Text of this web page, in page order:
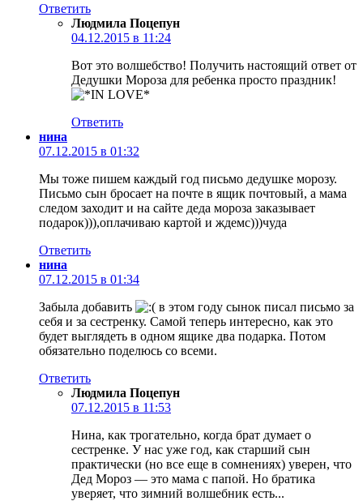
Ответить
Людмила Поцепун
04.12.2015 в 11:24
Вот это волшебство! Получить настоящий ответ от
Дедушки Мороза для ребенка просто праздник!
Ответить
нина
07.12.2015 в 01:32
Мы тоже пишем каждый год письмо дедушке морозу.
Письмо сын бросает на почте в ящик почтовый, а мама
следом заходит и на сайте деда мороза заказывает
подарок))),оплачиваю картой и ждемс)))чуда
Ответить
нина
07.12.2015 в 01:34
Забыла добавить
в этом году сынок писал письмо за
себя и за сестренку. Самой теперь интересно, как это
будет выглядеть в одном ящике два подарка. Потом
обязательно поделюсь со всеми.
Ответить
Людмила Поцепун
07.12.2015 в 11:53
Нина, как трогательно, когда брат думает о
сестренке. У нас уже год, как старший сын
практически (но все еще в сомнениях) уверен, что
Дед Мороз — это мама с папой. Но братика
уверяет, что зимний волшебник есть...